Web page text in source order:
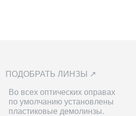
Во всех оптических оправах
по умолчанию установлены
пластиковые демолинзы.
ПОДОБРАТЬ ЛИНЗЫ ↗